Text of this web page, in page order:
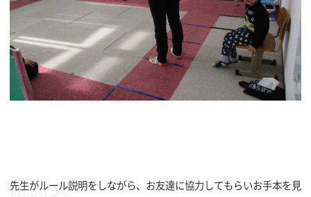
先生がルール説明をしながら、お友達に協力してもらいお手本を見